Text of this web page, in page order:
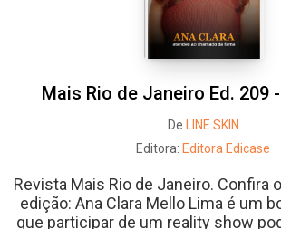
Mais Rio de Janeiro Ed. 209
De
LINE SKIN
Editora: Editora Edicase
Revista Mais Rio de Janeiro. Confira
edição: Ana Clara Mello Lima é um
que participar de um reality show